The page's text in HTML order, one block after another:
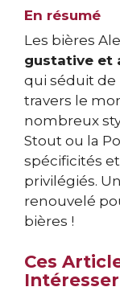
En résumé
Les bières
gustative et
qui séduit de
travers le
nombreux
Stout ou la
spécificités
privilégiés.
renouvelé
bières !
Ces
Intéresser